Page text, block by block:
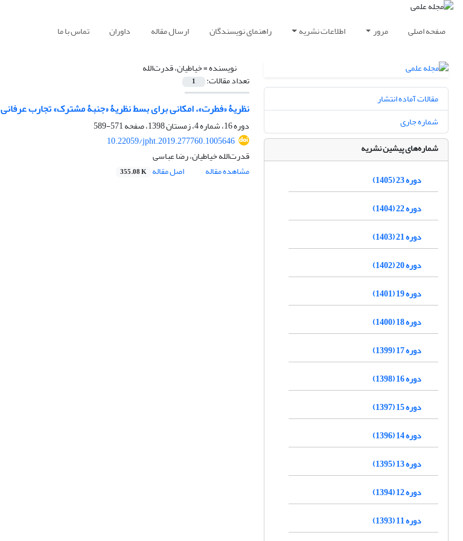
صفحه اصلی مرور اطلاعات نشریه راهنمای نویسندگان ارسال مقاله داوران تماس با ما
نویسنده =خیاطیان، قدرت‌الله
تعداد مقالات: 1
نظریۀ «فطرت»، امکانی برای بسط نظریۀ «جنبۀ مشترک» تجارب عرفانی
دوره 16، شماره 4، زمستان 1398، صفحه
571-589
10.22059/jpht.2019.277760.1005646
قدرت‌الله خیاطیان، رضا عباسی
مشاهده مقاله
اصل مقاله 355.08 K
مقالات آماده انتشار
شماره جاری
شماره‌های پیشین نشریه
دوره 23 (1405)
دوره 22 (1404)
دوره 21 (1403)
دوره 20 (1402)
دوره 19 (1401)
دوره 18 (1400)
دوره 17 (1399)
دوره 16 (1398)
دوره 15 (1397)
دوره 14 (1396)
دوره 13 (1395)
دوره 12 (1394)
دوره 11 (1393)